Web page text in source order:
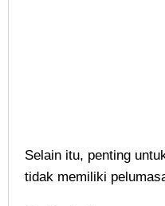
Selain itu, penting
tidak memiliki